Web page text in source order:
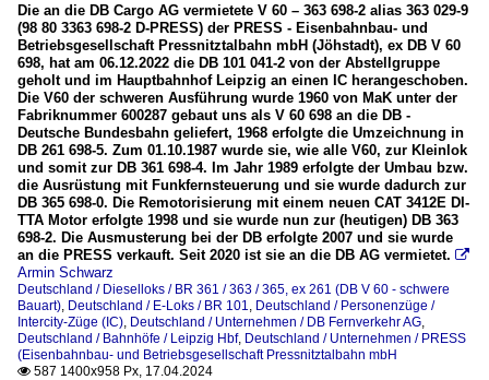
Die an die DB Cargo AG vermietete V 60 – 363 698-2 alias 363 029-9
(98 80 3363 698-2 D-PRESS) der PRESS - Eisenbahnbau- und
Betriebsgesellschaft Pressnitztalbahn mbH (Jöhstadt), ex DB V 60
698, hat am 06.12.2022 die DB 101 041-2 von der Abstellgruppe
geholt und im Hauptbahnhof Leipzig an einen IC herangeschoben.
Die V60 der schweren Ausführung wurde 1960 von MaK unter der
Fabriknummer 600287 gebaut uns als V 60 698 an die DB -
Deutsche Bundesbahn geliefert, 1968 erfolgte die Umzeichnung in
DB 261 698-5. Zum 01.10.1987 wurde sie, wie alle V60, zur Kleinlok
und somit zur DB 361 698-4. Im Jahr 1989 erfolgte der Umbau bzw.
die Ausrüstung mit Funkfernsteuerung und sie wurde dadurch zur
DB 365 698-0. Die Remotorisierung mit einem neuen CAT 3412E DI-
TTA Motor erfolgte 1998 und sie wurde nun zur (heutigen) DB 363
698-2. Die Ausmusterung bei der DB erfolgte 2007 und sie wurde
an die PRESS verkauft. Seit 2020 ist sie an die DB AG vermietet. 
Armin Schwarz
Deutschland / Dieselloks / BR 361 / 363 / 365, ex 261 (DB V 60 - schwere
Bauart) Deutschland / E-Loks / BR 101
Deutschland / Personenzüge /
Intercity-Züge (IC) Deutschland / Unternehmen / DB Fernverkehr AG
Deutschland / Bahnhöfe / Leipzig Hbf, Deutschland / Unternehmen / PRESS
(Eisenbahnbau- und Betriebsgesellschaft Pressnitztalbahn mbH
 587 1400x958 Px, 17.04.2024